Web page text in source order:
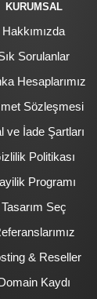
KURUMSAL
Hakkımızda
Sorulanlar
Hesaplarımız
Sözleşmesi
ve İade Şartları
Politikası
Programı
Tasarım Seç
& Reseller
Kaydı